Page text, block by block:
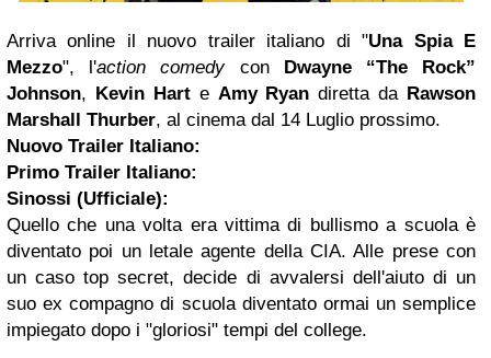
Arriva online il nuovo trailer italiano di "Una Spia E
Mezzo", l'action comedycon
Dwayne “The Rock”
Johnson, Kevin Harte Amy Ryan diretta da Rawson
Marshall Thurber, al cinema dal 14 Luglio prossimo.
Nuovo Trailer Italiano:
Primo Trailer Italiano:
Sinossi (Ufficiale):
Quello che una volta era vittima di bullismo a scuola è
diventato poi un letale agente della CIA. Alle prese con
un caso top secret, decide di avvalersi dell'aiuto di un
suo ex compagno di scuola diventato ormai un semplice
impiegato dopo i "gloriosi" tempi del college.